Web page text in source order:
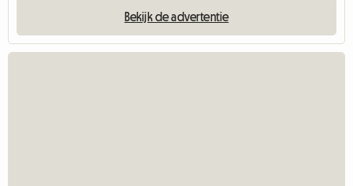
Bekijk de advertentie